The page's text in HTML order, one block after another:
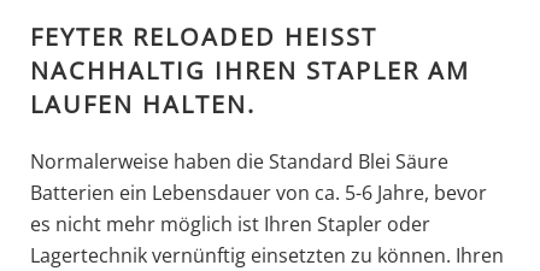
FEYTER RELOADED HEISST N
ACHHALTIG IHREN STAPLER AM L
AUFEN HALTEN.
Normalerweise haben die Standard Blei Säure
Batterien ein Lebensdauer von ca. 5-6 Jahre, bevor
es nicht mehr möglich ist Ihren Stapler oder
Lagertechnik vernünftig einsetzten zu können. Ihren